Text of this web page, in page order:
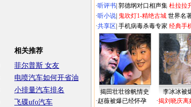
相关推荐
菲尔普斯 女友
电喷汽车如何开省油
小排量汽车排名
飞碟ufo汽车
·听评书 郭德纲对口相声集 杜拉拉
·听小说 鬼吹灯1-精绝古城 世界名
·共享区 手机病毒杀毒专家 经典手
揭田壮壮徐帆情史 李冰冰被
·赵薇被爆已经怀孕
·揭刘晓庆离